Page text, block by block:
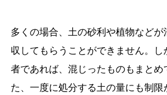
多くの場合、土の砂利や植物など
収してもらうことができません。
者であれば、混じったものもまとめ
た、一度に処分する土の量にも制限